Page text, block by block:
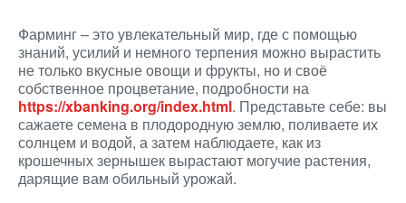
Фарминг – это увлекательный мир, где с помощью
знаний, усилий и немного терпения можно вырастить
не только вкусные овощи и фрукты, но и своё
собственное процветание, подробности на
https://xbanking.org/index.html. Представьте себе: вы
сажаете семена в плодородную землю, поливаете их
солнцем и водой, а затем наблюдаете, как из
крошечных зернышек вырастают могучие растения,
дарящие вам обильный урожай.